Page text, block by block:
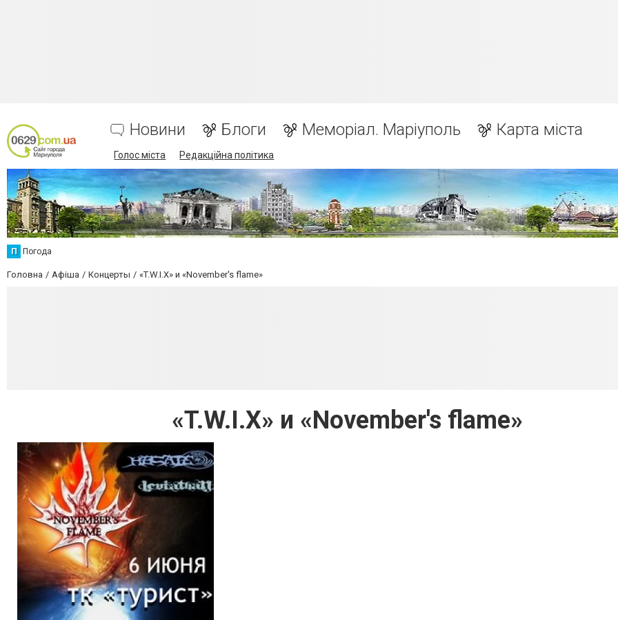
Новини Блоги Меморіал. Маріуполь Карта міста
Голос міста Редакційна політика
П Погода
Головна Афіша Концерты «T.W.I.X» и «November's flame»
«T.W.I.X» и «November's flame»